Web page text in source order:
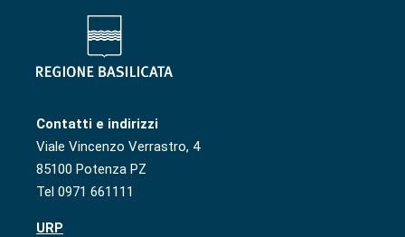
Contatti e indirizzi
Viale Vincenzo Verrastro, 4
85100 Potenza PZ
Tel 0971 661111
URP